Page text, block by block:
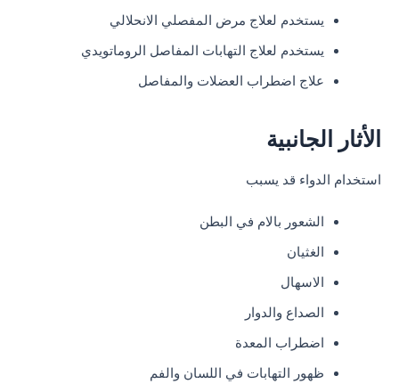
يستخدم لعلاج مرض المفصلي الانحلالي
يستخدم لعلاج التهابات المفاصل الروماتويدي
علاج اضطراب العضلات والمفاصل
الأثار الجانبية
استخدام الدواء قد يسبب
الشعور بالام في البطن
الغثيان
الاسهال
الصداع والدوار
اضطراب المعدة
ظهور التهابات في اللسان والفم